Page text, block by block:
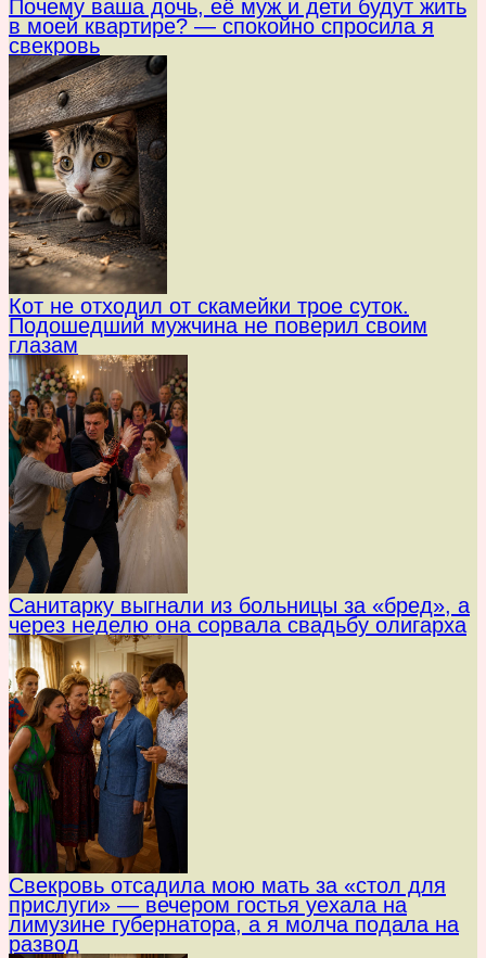
Почему ваша дочь, её муж и дети будут жить
в моей квартире? — спокойно спросила я
свекровь
Кот не отходил от скамейки трое суток.
Подошедший мужчина не поверил своим
глазам
Санитарку выгнали из больницы за «бред», а
через неделю она сорвала свадьбу олигарха
Свекровь отсадила мою мать за «стол для
прислуги» — вечером гостья уехала на
лимузине губернатора, а я молча подала на
развод